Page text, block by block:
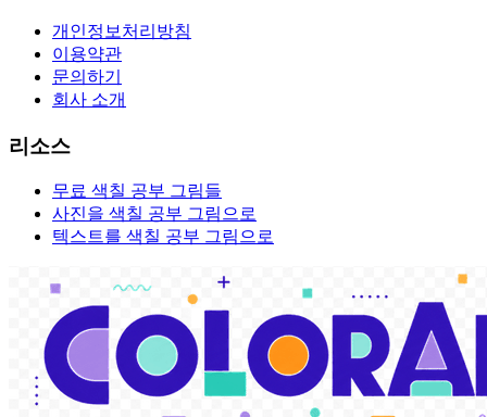
개인정보처리방침
이용약관
문의하기
회사 소개
리소스
무료 색칠 공부 그림들
사진을 색칠 공부 그림으로
텍스트를 색칠 공부 그림으로